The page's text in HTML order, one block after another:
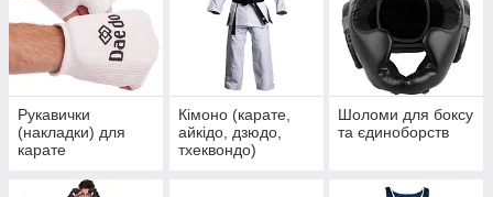
Рукавички
(накладки) для
карате
Кімоно (карате,
айкідо, дзюдо,
тхеквондо)
Шоломи для боксу
та єдиноборств